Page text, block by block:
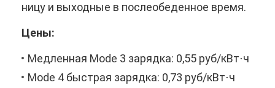
ни­цу и вы­ход­ные в по­сле­обе­ден­ное вре­мя.
Це­ны:
Мед­лен­ная Mode 3 за­ряд­ка: 0,55 руб/кВт⋅ч
Mode 4 быст­рая за­ряд­ка: 0,73 руб/кВт⋅ч